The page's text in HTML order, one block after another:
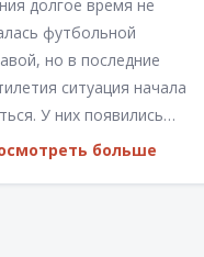
долгое время не
футбольной
но в последние
ситуация начала
У них появились
игроки, строятся новые
больше